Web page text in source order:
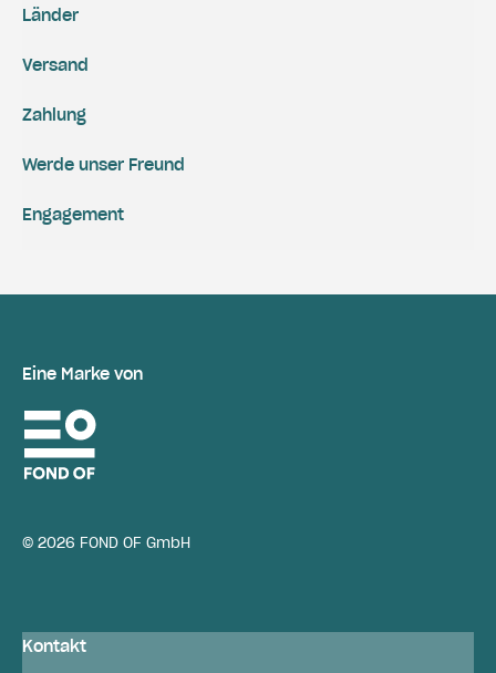
Versand
Zahlung
Engagement
Werde unser Freund
Länder
Eine Marke von
© 2026 FOND OF GmbH
Kontakt